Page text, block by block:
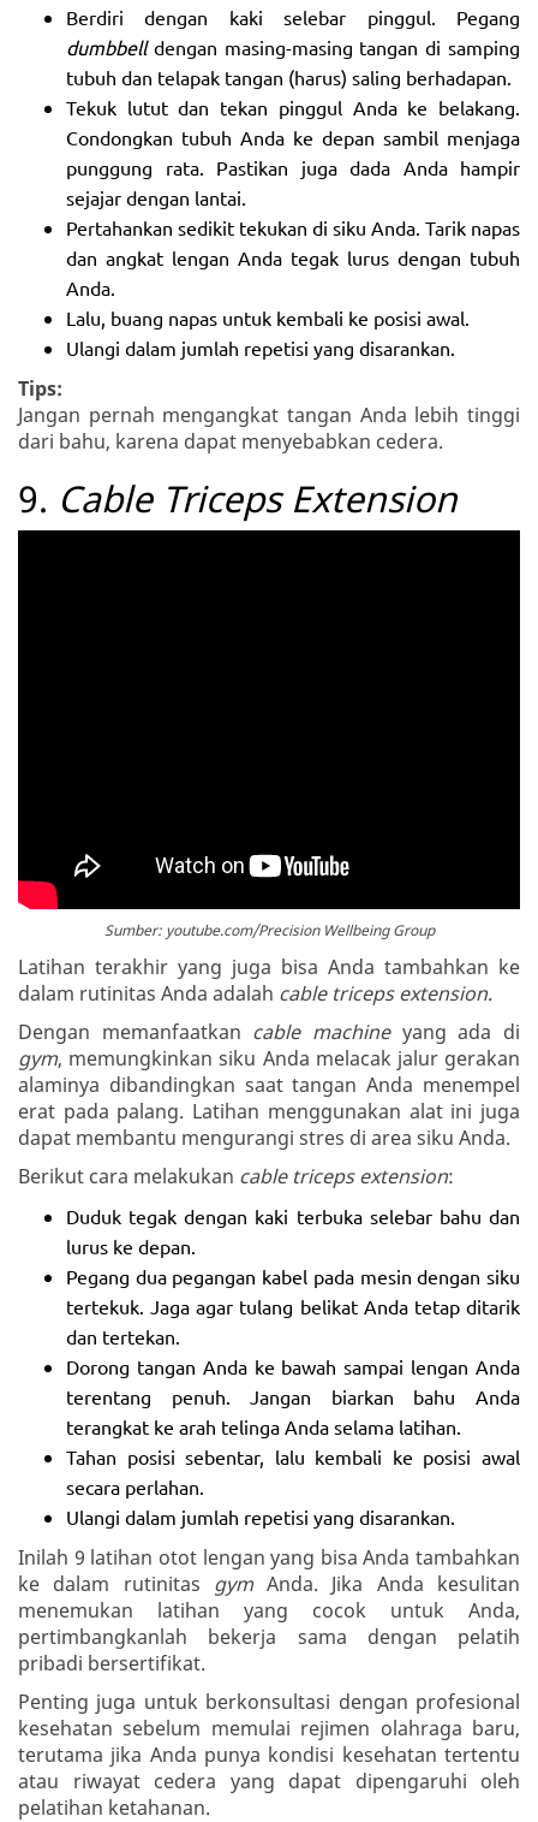
Berdiri dengan kaki selebar pinggul. Pegang
dumbbelldengan masing-masing tangan di samping
tubuh dan telapak tangan (harus) saling berhadapan.
Tekuk lutut dan tekan pinggul Anda ke belakang.
Condongkan tubuh Anda ke depan sambil menjaga
punggung rata. Pastikan juga dada Anda hampir
sejajar dengan lantai.
Pertahankan sedikit tekukan di siku Anda. Tarik napas
dan angkat lengan Anda tegak lurus dengan tubuh
Anda.
Lalu, buang napas untuk kembali ke posisi awal.
Ulangi dalam jumlah repetisi yang disarankan.
Tips:
Jangan pernah mengangkat tangan Anda lebih tinggi
dari bahu, karena dapat menyebabkan cedera.
9. Cable Triceps Extension
Sumber: youtube.com/Precision Wellbeing Group
Latihan terakhir yang juga bisa Anda tambahkan ke
dalam rutinitas Anda adalah cable triceps extension.
Dengan memanfaatkan cable machineyang ada di
gym, memungkinkan siku Anda melacak jalur gerakan
alaminya dibandingkan saat tangan Anda menempel
erat pada palang. Latihan menggunakan alat ini juga
dapat membantu mengurangi stres di area siku Anda.
Berikut cara melakukan cable triceps extension:
Duduk tegak dengan kaki terbuka selebar bahu dan
lurus ke depan.
Pegang dua pegangan kabel pada mesin dengan siku
tertekuk. Jaga agar tulang belikat Anda tetap ditarik
dan tertekan.
Dorong tangan Anda ke bawah sampai lengan Anda
terentang penuh. Jangan biarkan bahu Anda
terangkat ke arah telinga Anda selama latihan.
Tahan posisi sebentar, lalu kembali ke posisi awal
secara perlahan.
Ulangi dalam jumlah repetisi yang disarankan.
Inilah 9 latihan otot lengan yang bisa Anda tambahkan
ke dalam rutinitas gymAnda. Jika Anda kesulitan
menemukan latihan yang cocok untuk Anda,
pertimbangkanlah bekerja sama dengan pelatih
pribadi bersertifikat.
Penting juga untuk berkonsultasi dengan profesional
kesehatan sebelum memulai rejimen olahraga baru,
terutama jika Anda punya kondisi kesehatan tertentu
atau riwayat cedera yang dapat dipengaruhi oleh
pelatihan ketahanan.